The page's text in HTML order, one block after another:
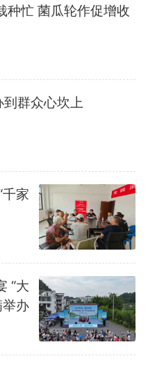
种忙 菌瓜轮作促增收
到群众心坎上
家
“大
举办